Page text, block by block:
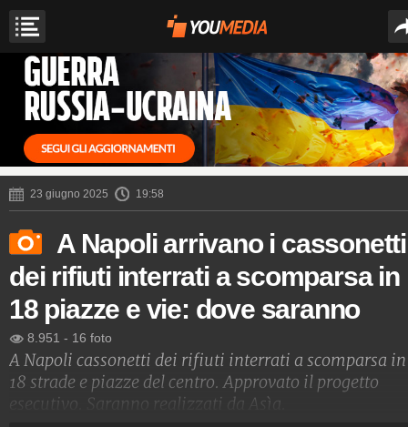
23 giugno 2025 19:58
A Napoli arrivano i cassonetti
dei rifiuti interrati a scomparsa in
18 piazze e vie: dove saranno
8.951 - 16 foto
A Napoli cassonetti dei rifiuti interrati a scomparsa in
18 strade e piazze del centro. Approvato il progetto
esecutivo. Saranno realizzati da Asìa.